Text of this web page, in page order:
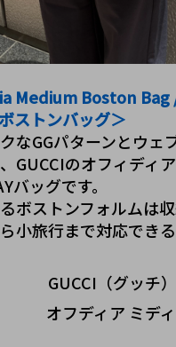
Medium Boston Bag
ストンバッグ＞
なGGパターンとウェ
GUCCIのオフィディ
バッグです。
ボストンフォルムは
小旅行まで対応でき
GUCCI（グッチ）
オフディア ミデ